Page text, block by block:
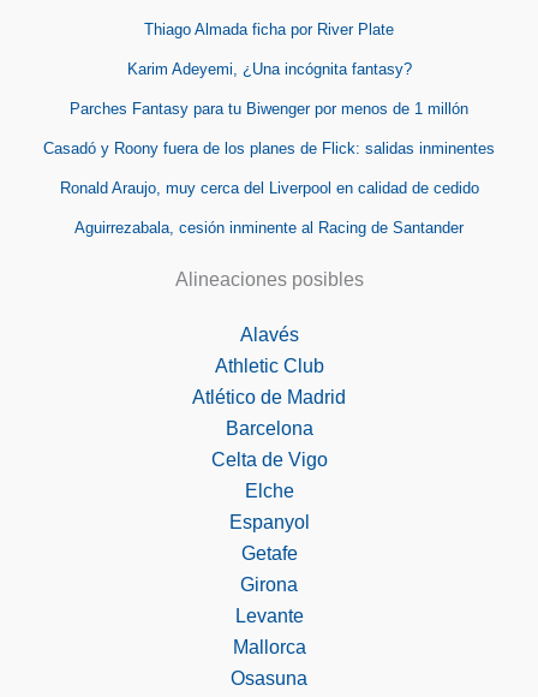
Thiago Almada ficha por River Plate
Karim Adeyemi, ¿Una incógnita fantasy?
Parches Fantasy para tu Biwenger por menos de 1 millón
Casadó y Roony fuera de los planes de Flick: salidas inminentes
Ronald Araujo, muy cerca del Liverpool en calidad de cedido
Aguirrezabala, cesión inminente al Racing de Santander
Alineaciones posibles
Alavés
Athletic Club
Atlético de Madrid
Barcelona
Celta de Vigo
Elche
Espanyol
Getafe
Girona
Levante
Mallorca
Osasuna